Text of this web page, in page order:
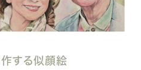
する似顔絵